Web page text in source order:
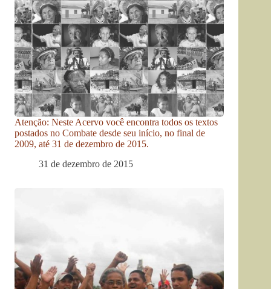
Atenção: Neste Acervo você encontra todos os textos
postados no Combate desde seu início, no final de
2009, até 31 de dezembro de 2015.
31 de dezembro de 2015